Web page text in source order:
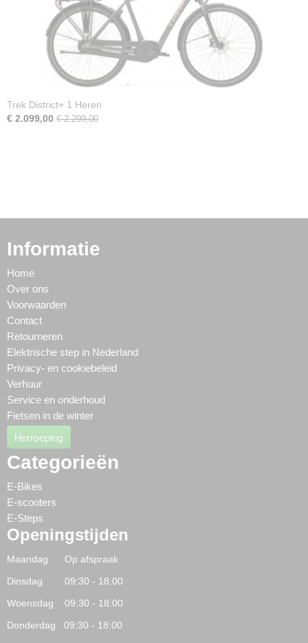
Trek District+ 1 Heren
€ 2.099,00 € 2.299,00
Informatie
Home
Over ons
Voorwaarden
Contact
Retourneren
Elektrische step in Nederland
Privacy- en cookiebeleid
Verhuur
Service en onderhoud
Fietsen in de winter
Herroeping
Categorieën
E-Bikes
E-scooters
E-Steps
Openingstijden
Maandag Op afspraak
Dinsdag 09:30 - 18:00
Woensdag 09:30 - 18:00
Donderdag 09:30 - 18:00